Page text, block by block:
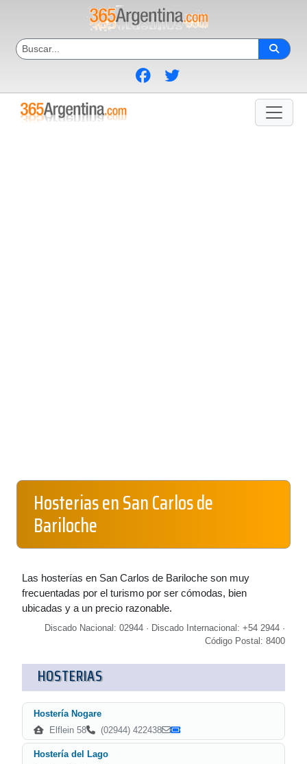
Hosterias en San Carlos de
Bariloche
Las hosterías en San Carlos de Bariloche son muy
frecuentadas por el turismo por ser cómodas, bien
ubicadas y a un precio razonable.
Discado Nacional: 02944 · Discado Internacional: +54 2944 ·
Código Postal: 8400
HOSTERIAS
Hostería Nogare
Elflein 58
(02944) 422438
Hostería del Lago